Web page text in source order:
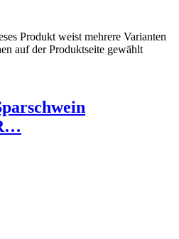
Produkt weist mehrere Varianten
auf der Produktseite gewählt